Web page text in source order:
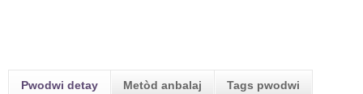
Pwodwi detay Metòd anbalaj Tags pwodwi